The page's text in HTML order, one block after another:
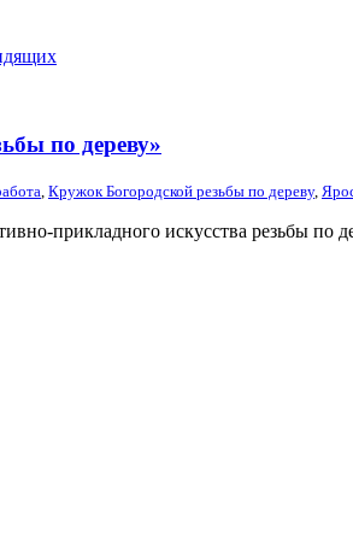
по дереву»
, Кружок Богородской резьбы по дереву,
прикладного искусства резьбы